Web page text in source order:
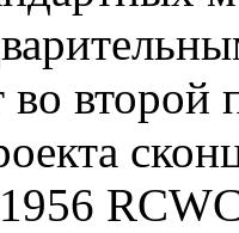
второй